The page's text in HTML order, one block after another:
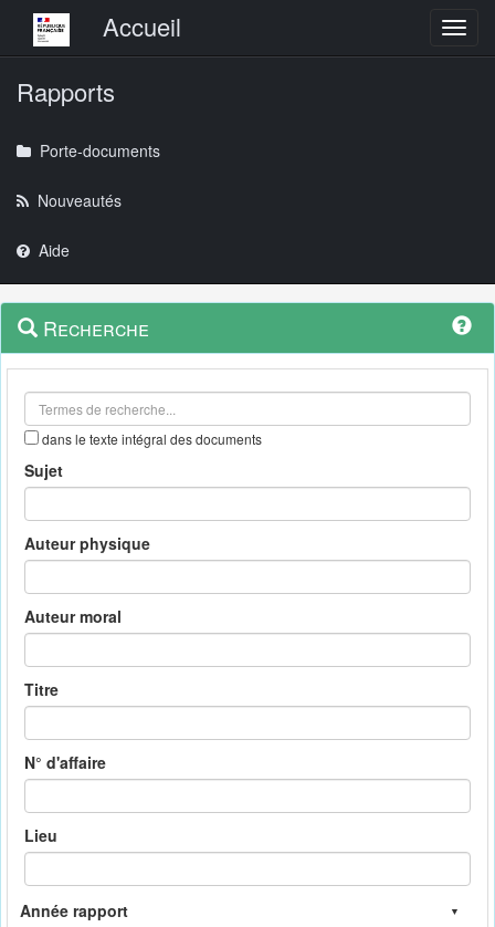
Menu principalAccueil
Rapports
Porte-documents
Nouveautés
Aide
Navigation
outils
Menu
contextuel
Recherche
dans le texte intégral des documents
Sujet
Auteur physique
Auteur moral
Titre
N° d'affaire
Lieu